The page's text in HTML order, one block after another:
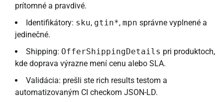
prítomné a pravdivé.
Identifikátory: sku, gtin*, mpn správne vyplnené a
jedinečné.
Shipping: OfferShippingDetails pri produktoch,
kde doprava výrazne mení cenu alebo SLA.
Validácia: prešli ste rich results testom a
automatizovaným CI checkom JSON-LD.